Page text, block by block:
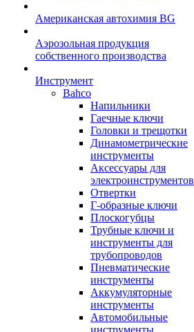
Американская автохимия BG
Аэрозольная продукция
собственного производства
Инструмент
Bahco
Напильники
Гаечные ключи
Головки и трещотки
Динамометрические
инструменты
Аксессуары для
электроинструментов
Отвертки
Г-образные ключи
Плоскогубцы
Трубные ключи и
инструменты для
трубопроводов
Пневматические
инструменты
Аккумуляторные
инструменты
Автомобильные
инструменты